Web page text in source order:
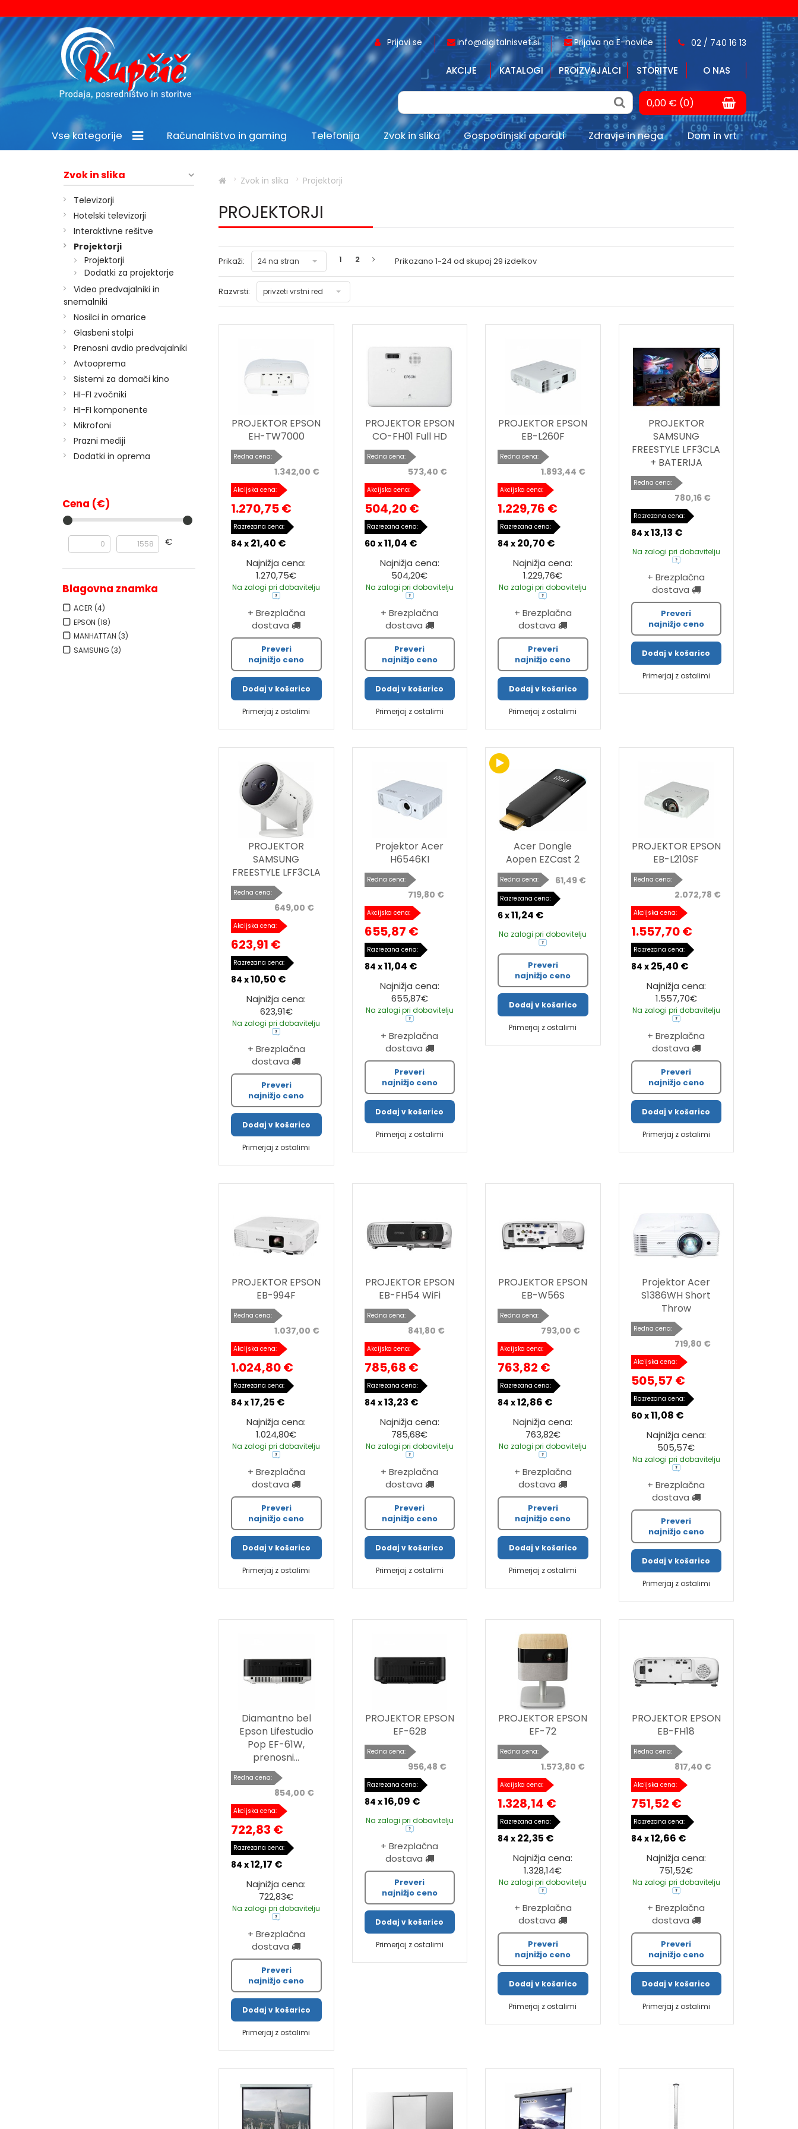
Prijavi se info@digitalnisvet.si Prijava na E-novice 02 / 740 16 13
AKCIJE KATALOGI PROIZVAJALCI STORITVE O NAS
0,00 € (0)
Vse kategorije Računalništvo in gaming Telefonija Zvok in slika Gospodinjski aparati Zdravje in nega Dom in vrt
Zvok in slika
Televizorji
Hotelski televizorji
Interaktivne rešitve
Projektorji
Projektorji
Dodatki za projektorje
Video predvajalniki in
snemalniki
Nosilci in omarice
Glasbeni stolpi
Prenosni avdio predvajalniki
Avtooprema
Sistemi za domači kino
HI-FI zvočniki
HI-FI komponente
Mikrofoni
Prazni mediji
Dodatki in oprema
Cena (€)
€
Blagovna znamka
ACER (4)
EPSON (18)
MANHATTAN (3)
SAMSUNG (3)
Zvok in slika Projektorji
PROJEKTORJI
Prikaži: 24 na stran 1 2 Prikazano1~24 od skupaj29 izdelkov
Razvrsti: privzeti vrstni red
PROJEKTOR EPSON
EH-TW7000
Redna cena:
1.342,00 €
Akcijska cena:
1.270,75 €
Razrezana cena:
84 x 21,40 €
Najnižja cena:
1.270,75€
Na zalogi pri dobavitelju
+ Brezplačna
dostava
Preveri
najnižjo ceno
Dodaj v košarico
Primerjaj z ostalimi
PROJEKTOR EPSON
CO-FH01 Full HD
Redna cena:
573,40 €
Akcijska cena:
504,20 €
Razrezana cena:
60 x11,04 €
Najnižja cena:
504,20€
Na zalogi pri dobavitelju
+ Brezplačna
dostava
Preveri
najnižjo ceno
Dodaj v košarico
Primerjaj z ostalimi
PROJEKTOR EPSON
EB-L260F
Redna cena:
1.893,44 €
Akcijska cena:
1.229,76 €
Razrezana cena:
84 x 20,70 €
Najnižja cena:
1.229,76€
Na zalogi pri dobavitelju
+ Brezplačna
dostava
Preveri
najnižjo ceno
Dodaj v košarico
Primerjaj z ostalimi
PROJEKTOR
SAMSUNG
FREESTYLE LFF3CLA
+ BATERIJA
Redna cena:
780,16 €
Razrezana cena:
84 x13,13 €
Na zalogi pri dobavitelju
+ Brezplačna
dostava
Preveri
najnižjo ceno
Dodaj v košarico
Primerjaj z ostalimi
PROJEKTOR
SAMSUNG
FREESTYLE LFF3CLA
Redna cena:
649,00 €
Akcijska cena:
623,91 €
Razrezana cena:
84 x10,50 €
Najnižja cena:
623,91€
Na zalogi pri dobavitelju
+ Brezplačna
dostava
Preveri
najnižjo ceno
Dodaj v košarico
Primerjaj z ostalimi
Projektor Acer
H6546KI
Redna cena:
719,80 €
Akcijska cena:
655,87 €
Razrezana cena:
84 x11,04 €
Najnižja cena:
655,87€
Na zalogi pri dobavitelju
+ Brezplačna
dostava
Preveri
najnižjo ceno
Dodaj v košarico
Primerjaj z ostalimi
Acer Dongle
Aopen EZCast 2
Redna cena: 61,49 €
Razrezana cena:
6 x11,24 €
Na zalogi pri dobavitelju
Preveri
najnižjo ceno
Dodaj v košarico
Primerjaj z ostalimi
PROJEKTOR EPSON
EB-L210SF
Redna cena:
2.072,78 €
Akcijska cena:
1.557,70 €
Razrezana cena:
84 x 25,40 €
Najnižja cena:
1.557,70€
Na zalogi pri dobavitelju
+ Brezplačna
dostava
Preveri
najnižjo ceno
Dodaj v košarico
Primerjaj z ostalimi
PROJEKTOR EPSON
EB-994F
Redna cena:
1.037,00 €
Akcijska cena:
1.024,80 €
Razrezana cena:
84 x17,25 €
Najnižja cena:
1.024,80€
Na zalogi pri dobavitelju
+ Brezplačna
dostava
Preveri
najnižjo ceno
Dodaj v košarico
Primerjaj z ostalimi
PROJEKTOR EPSON
EB-FH54 WiFi
Redna cena:
841,80 €
Akcijska cena:
785,68 €
Razrezana cena:
84 x13,23 €
Najnižja cena:
785,68€
Na zalogi pri dobavitelju
+ Brezplačna
dostava
Preveri
najnižjo ceno
Dodaj v košarico
Primerjaj z ostalimi
PROJEKTOR EPSON
EB-W56S
Redna cena:
793,00 €
Akcijska cena:
763,82 €
Razrezana cena:
84 x12,86 €
Najnižja cena:
763,82€
Na zalogi pri dobavitelju
+ Brezplačna
dostava
Preveri
najnižjo ceno
Dodaj v košarico
Primerjaj z ostalimi
Projektor Acer
S1386WH Short
Throw
Redna cena:
719,80 €
Akcijska cena:
505,57 €
Razrezana cena:
60 x11,08 €
Najnižja cena:
505,57€
Na zalogi pri dobavitelju
+ Brezplačna
dostava
Preveri
najnižjo ceno
Dodaj v košarico
Primerjaj z ostalimi
Diamantno bel
Epson Lifestudio
Pop EF-61W,
prenosni...
Redna cena:
854,00 €
Akcijska cena:
722,83 €
Razrezana cena:
84 x12,17 €
Najnižja cena:
722,83€
Na zalogi pri dobavitelju
+ Brezplačna
dostava
Preveri
najnižjo ceno
Dodaj v košarico
Primerjaj z ostalimi
PROJEKTOR EPSON
EF-62B
Redna cena:
956,48 €
Razrezana cena:
84 x16,09 €
Na zalogi pri dobavitelju
+ Brezplačna
dostava
Preveri
najnižjo ceno
Dodaj v košarico
Primerjaj z ostalimi
PROJEKTOR EPSON
EF-72
Redna cena:
1.573,80 €
Akcijska cena:
1.328,14 €
Razrezana cena:
84 x 22,35 €
Najnižja cena:
1.328,14€
Na zalogi pri dobavitelju
+ Brezplačna
dostava
Preveri
najnižjo ceno
Dodaj v košarico
Primerjaj z ostalimi
PROJEKTOR EPSON
EB-FH18
Redna cena:
817,40 €
Akcijska cena:
751,52 €
Razrezana cena:
84 x12,66 €
Najnižja cena:
751,52€
Na zalogi pri dobavitelju
+ Brezplačna
dostava
Preveri
najnižjo ceno
Dodaj v košarico
Primerjaj z ostalimi